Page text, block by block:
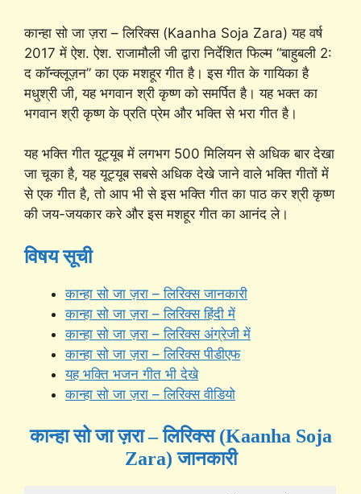
कान्हा सो जा ज़रा – लिरिक्स (Kaanha Soja Zara) यह वर्ष
2017 में ऐश. ऐश. राजामौली जी द्वारा निर्देशित फिल्म “बाहुबली 2:
द कॉन्क्लूज़न” का एक मशहूर गीत है। इस गीत के गायिका है
मधुश्री जी, यह भगवान श्री कृष्ण को समर्पित है। यह भक्त का
भगवान श्री कृष्ण के प्रति प्रेम और भक्ति से भरा गीत है।
यह भक्ति गीत यूट्यूब में लगभग 500 मिलियन से अधिक बार देखा
जा चूका है, यह यूट्यूब सबसे अधिक देखे जाने वाले भक्ति गीतों में
से एक गीत है, तो आप भी से इस भक्ति गीत का पाठ कर श्री कृष्ण
की जय-जयकार करे और इस मशहूर गीत का आनंद ले।
विषय सूची
कान्हा सो जा ज़रा – लिरिक्स जानकारी
कान्हा सो जा ज़रा – लिरिक्स हिंदी में
कान्हा सो जा ज़रा – लिरिक्स अंग्रेजी में
कान्हा सो जा ज़रा – लिरिक्स पीडीएफ
यह भक्ति भजन गीत भी देखे
कान्हा सो जा ज़रा – लिरिक्स वीडियो
कान्हा सो जा ज़रा – लिरिक्स (Kaanha Soja
Zara) जानकारी